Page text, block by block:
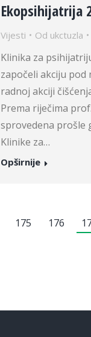
Ekopsihijatrija
Vijesti Od ukctuzla
Klinika za
započeli akciju pod
radnoj akciji
Prema riječima
sprovedena prošle
Klinike za…
Opširnije
175 176